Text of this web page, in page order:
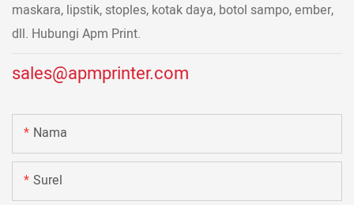
maskara, lipstik, stoples, kotak daya, botol sampo, ember,
dll. Hubungi Apm Print.
sales@apmprinter.com
Nama
Surel